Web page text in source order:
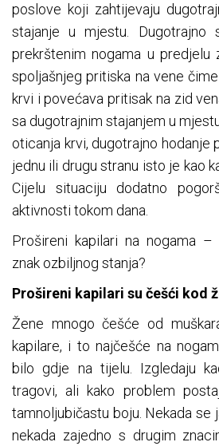
poslove koji zahtijevaju
stajanje u mjestu. Dugotrajno
prekrštenim nogama u predjelu
spoljašnjeg pritiska na vene
krvi i povećava pritisak na zid
sa dugotrajnim stajanjem u
oticanja krvi, dugotrajno hodanje
jednu ili drugu stranu isto je kao
Cijelu situaciju dodatno
aktivnosti tokom dana.
Prošireni kapilari na nogama
znak ozbiljnog stanja?
Prošireni kapilari su češći kod
Žene mnogo češće od
kapilare, i to najčešće na
bilo gdje na tijelu. Izgledaju
tragovi, ali kako problem
tamnoljubičastu boju. Nekada se
nekada zajedno s drugim